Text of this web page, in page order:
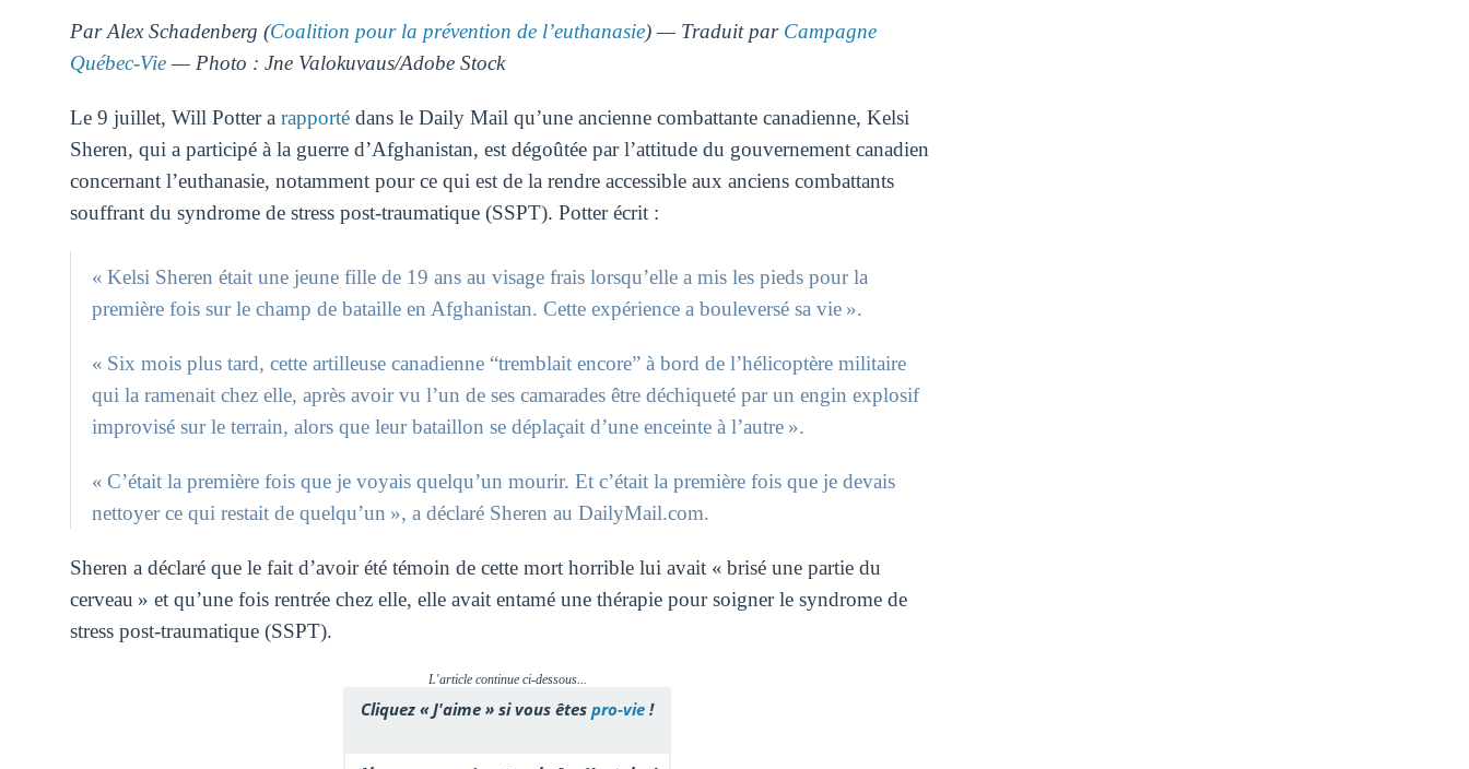
Par Alex Schadenberg (Coalition pour la prévention de l’euthanasie) — Traduit par Campagne
Québec-Vie— Photo : Jne Valokuvaus/Adobe Stock
Le 9 juillet, Will Potter a rapportédans le Daily Mail qu’une ancienne combattante canadienne, Kelsi
Sheren, qui a participé à la guerre d’Afghanistan, est dégoûtée par l’attitude du gouvernement canadien
concernant l’euthanasie, notamment pour ce qui est de la rendre accessible aux anciens combattants
souffrant du syndrome de stress post-traumatique (SSPT). Potter écrit :
« Kelsi Sheren était une jeune fille de 19 ans au visage frais lorsqu’elle a mis les pieds pour la
première fois sur le champ de bataille en Afghanistan. Cette expérience a bouleversé sa vie ».
« Six mois plus tard, cette artilleuse canadienne “tremblait encore” à bord de l’hélicoptère militaire
qui la ramenait chez elle, après avoir vu l’un de ses camarades être déchiqueté par un engin explosif
improvisé sur le terrain, alors que leur bataillon se déplaçait d’une enceinte à l’autre ».
« C’était la première fois que je voyais quelqu’un mourir. Et c’était la première fois que je devais
nettoyer ce qui restait de quelqu’un », a déclaré Sheren au DailyMail.com.
Sheren a déclaré que le fait d’avoir été témoin de cette mort horrible lui avait « brisé une partie du
cerveau » et qu’une fois rentrée chez elle, elle avait entamé une thérapie pour soigner le syndrome de
stress post-traumatique (SSPT).
L'article continue ci-dessous...
Cliquez « J'aime » si vous êtes pro-vie !